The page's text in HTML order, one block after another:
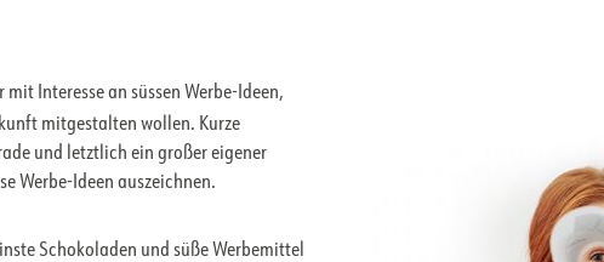
Interesse an süssen Werbe-Ideen,
mitgestalten wollen. Kurze
und letztlich ein großer eigener
Werbe-Ideen auszeichnen.
Schokoladen und süße Werbemittel